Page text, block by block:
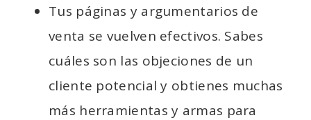
Tus páginas y argumentarios de
venta se vuelven efectivos. Sabes
cuáles son las objeciones de un
cliente potencial y obtienes muchas
más herramientas y armas para